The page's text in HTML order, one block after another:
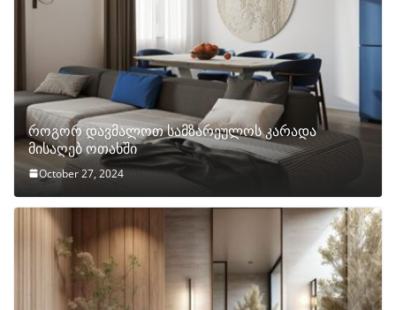
როგორ დავმალოთ სამზარეულოს კარადა
მისაღებ ოთახში
October 27, 2024